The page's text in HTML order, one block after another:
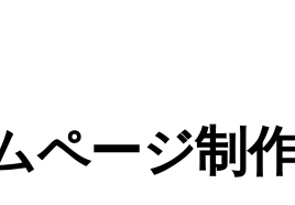
ページ制